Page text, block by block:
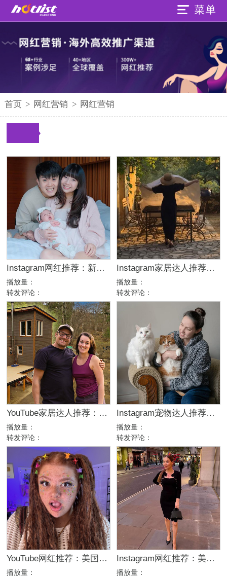
首页 > 网红营销 > 网红营销
Instagram网红推荐：新加坡母婴亲子家庭博主合作
播放量：
转发评论：
Instagram家居达人推荐：法国庄园生活博主，高端品牌合作优选
播放量：
转发评论：
YouTube家居达人推荐：加拿大DIY建筑生活kol博主
播放量：
转发评论：
Instagram宠物达人推荐：加拿大猫咪生活博主，适合宠物品牌合作
播放量：
转发评论：
YouTube网红推荐：美国生活方式Vlog博主，200万粉家庭达人合作
播放量：
Instagram网红推荐：美国美妆护肤博主，46万粉幽默科普达人合作
播放量：